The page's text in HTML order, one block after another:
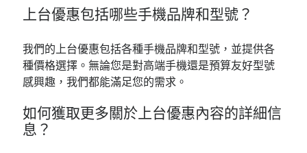
上台優惠包括哪些手機品牌和型號？
我們的上台優惠包括各種手機品牌和型號，並提供各
種價格選擇。無論您是對高端手機還是預算友好型號
感興趣，我們都能滿足您的需求。
如何獲取更多關於上台優惠內容的詳細信
息？